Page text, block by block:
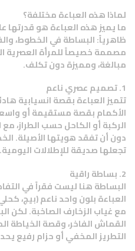
لماذا هذه العباءة مختلفة؟
ما يميز هذه العباءة هو قدرتها
ظاهرياً: البساطة في الخطوط،
مصممة خصيصاً للمرأة العصرية
مبالغة، ومميزة دون تكلف.
1. تصميم عصري ناعم
تتميز العباءة بقصة انسيابية
الأكمام بقصة مستقيمة أو
الركبة أو الكاحل حسب الطراز،
دون أن تفقد هويتها الأصيلة.
تجعلها صديقة للإطلالات اليومية.
2. بساطة راقية
البساطة هنا ليست فقراً في
العباءة بلون واحد ناعم (بيج،
مع غياب الزخارف الصاخبة. لكن
القماش الفاخر، وقصة الخياطة
التطريز المخفي أو حزام رفيع